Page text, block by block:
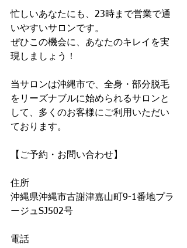
忙しいあなたにも、23時まで営業で通
いやすいサロンです。
ぜひこの機会に、あなたのキレイを実
現しましょう！
当サロンは沖縄市で、全身・部分脱毛
をリーズナブルに始められるサロンと
して、多くのお客様にご利用いただい
ております。
【ご予約・お問い合わせ】
住所
沖縄県沖縄市古謝津嘉山町9-1番地プラ
ージュSJ502号
電話